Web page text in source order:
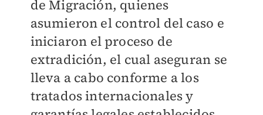
de Migración, quienes
asumieron el control del caso e
iniciaron el proceso de
extradición, el cual aseguran se
lleva a cabo conforme a los
tratados internacionales y